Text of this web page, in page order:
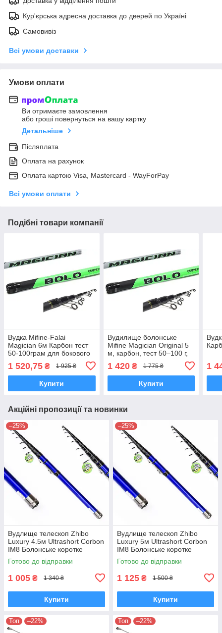
Кур'єрська адресна доставка до дверей по Україні
Самовивіз
Всі умови доставки
Умови оплати
Ви отримаєте замовлення
або гроші повернуться на вашу картку
Детальніше
Післяплата
Оплата на рахунок
Оплата картою Visa, Mastercard - WayForPay
Всі умови оплати
Подібні товари компанії
Вудка Mifine-Falai
Magician 6м Карбон тест
50-100грам для бокового
1 520,75 ₴ 1 925 ₴
Купити
Вудилище болонське
Mifine Magician Original 5
м, карбон, тест 50–100 г,
для бокового кивка 10319-
500
1 420₴ 1 775 ₴
Купити
1
Акційні пропозиції та новинки
–25%
Вудлище телескоп Zhibo
Luxury 4.5м Ultrashort Corbon
IM8 Болонське коротке
вудлище 58см
Готово до відправки
1 005 ₴ 1 340 ₴
Купити
–25%
Вудлище телескоп Zhibo
Luxury 5м Ultrashort Corbon
IM8 Болонське коротке
вудлище 60см
Готово до відправки
1 125 ₴ 1 500 ₴
Купити
Топ –22% Топ –22%